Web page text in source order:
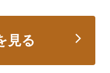
見る